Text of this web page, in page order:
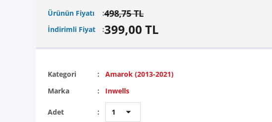
Ürünün Fiyatı 498,75 TL
İndirimli Fiyat 399,00 TL
Kategori
Amarok (2013-2021)
Marka
Inwells
Adet